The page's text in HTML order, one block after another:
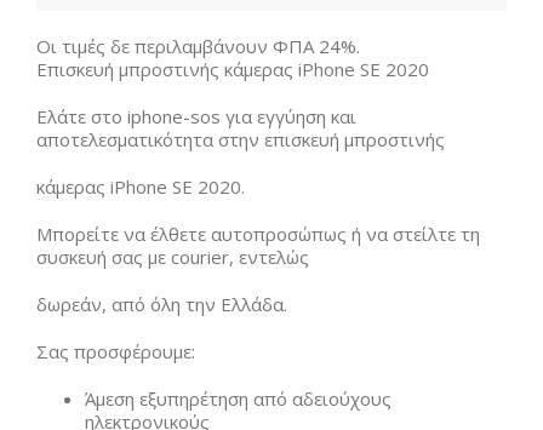
Οι τιμές δε περιλαμβάνουν ΦΠΑ 24%.
Επισκευή μπροστινής κάμερας iPhone SE 2020
Ελάτε στο iphone-sos για εγγύηση και
αποτελεσματικότητα στην επισκευή μπροστινής
κάμερας iPhone SE 2020.
Μπορείτε να έλθετε αυτοπροσώπως ή να στείλτε τη
συσκευή σας με courier, εντελώς
δωρεάν, από όλη την Ελλάδα.
Σας προσφέρουμε:
Άμεση εξυπηρέτηση από αδειούχους
ηλεκτρονικούς